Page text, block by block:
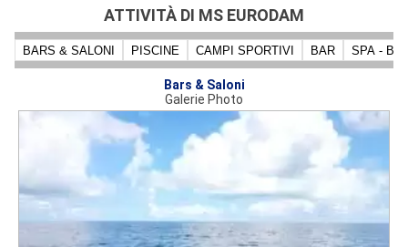
ATTIVITÀ DI MS EURODAM
BARS & SALONI PISCINE CAMPI SPORTIVI BAR SPA -
Bars & Saloni
Galerie Photo